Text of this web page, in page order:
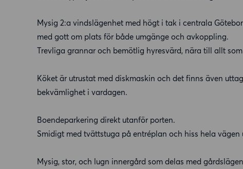
Mysig 2:a vindslägenhet med högt i tak i centrala
med gott om plats för både umgänge och avkoppling.
Trevliga grannar och bemötlig hyresvärd, nära till allt
Köket är utrustat med diskmaskin och det finns även
bekvämlighet i vardagen.
Boendeparkering direkt utanför porten.
Smidigt med tvättstuga på entréplan och hiss hela
Mysig, stor, och lugn innergård som delas med